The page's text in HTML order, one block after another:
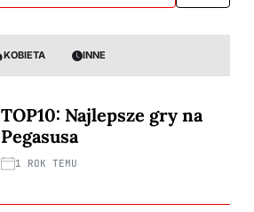
KOBIETA INNE
TOP10: Najlepsze gry na
Pegasusa
1 ROK TEMU